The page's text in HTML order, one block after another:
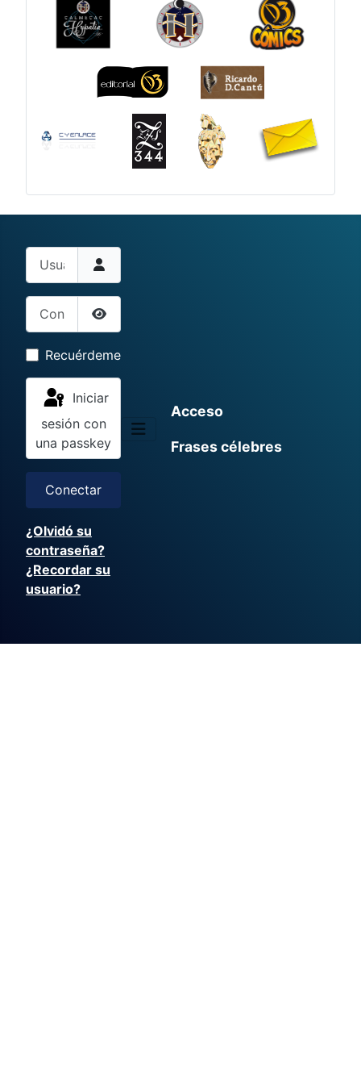
Usuario
Contraseña
Mostrar contraseña
Recuérdeme
sesión con
una passkey
Conectar
¿Olvidó su
contraseña?
¿Recordar su
usuario?
Acceso
Frases célebres